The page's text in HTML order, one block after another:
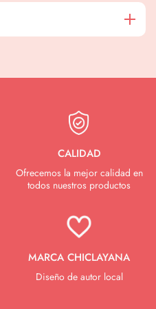
CALIDAD
Ofrecemos la mejor calidad en
todos nuestros productos
MARCA CHICLAYANA
Diseño de autor local